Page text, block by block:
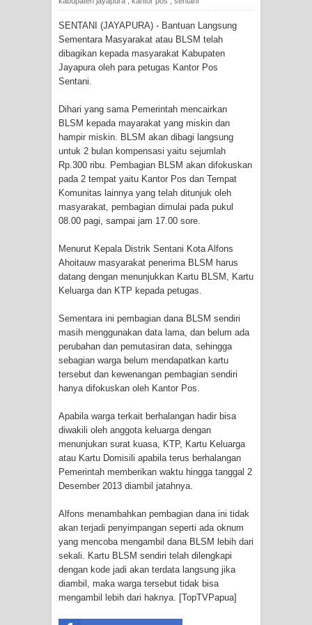
Tiga Personel Polresta Jayapura Kota
Jalani Sidang BP4R di Jayapura
Kapolresta Jayapura Kota
Saat Nonton Bareng Final Piala Dunia
2026 di Lapangan Karang PTC Entrop
Kebakaran Hanguskan Satu Rumah
di Kompleks Asrama Polisi Sorong
Cenderawasih di Ujung Barat Papua
Profil Lengkap Provinsi Papua, Bumi
Cenderawasih di Ujung Timur
Indonesia
Profil Lengkap Aceh, Provinsi
Istimewa di Ujung Sumatera
Lima Rumah Pribadi Terbakar Di
Hamadi Jayapura Selatan
Imbau Waspada Susulan
Mama-Mama Pasar Lama Sentani
Protes Tumpukan Sampah dengan
Menghambur ke Tengah Jalan
SENTANI (JAYAPURA) - Bantuan Langsung
Sementara Masyarakat atau BLSM telah
dibagikan kepada masyarakat Kabupaten
Jayapura oleh para petugas Kantor Pos
Sentani.
Dihari yang sama Pemerintah mencairkan
BLSM kepada mayarakat yang miskin dan
hampir miskin. BLSM akan dibagi langsung
untuk 2 bulan kompensasi yaitu sejumlah
Rp.300 ribu. Pembagian BLSM akan difokuskan
pada 2 tempat yaitu Kantor Pos dan Tempat
Komunitas lainnya yang telah ditunjuk oleh
masyarakat, pembagian dimulai pada pukul
08.00 pagi, sampai jam 17.00 sore.
Menurut Kepala Distrik Sentani Kota Alfons
Ahoitauw masyarakat penerima BLSM harus
datang dengan menunjukkan Kartu BLSM, Kartu
Keluarga dan KTP kepada petugas.
Sementara ini pembagian dana BLSM sendiri
masih menggunakan data lama, dan belum ada
perubahan dan pemutasiran data, sehingga
sebagian warga belum mendapatkan kartu
tersebut dan kewenangan pembagian sendiri
hanya difokuskan oleh Kantor Pos.
Apabila warga terkait berhalangan hadir bisa
diwakili oleh anggota keluarga dengan
menunjukan surat kuasa, KTP, Kartu Keluarga
atau Kartu Domisili apabila terus berhalangan
Pemerintah memberikan waktu hingga tanggal 2
Desember 2013 diambil jatahnya.
Alfons menambahkan pembagian dana ini tidak
akan terjadi penyimpangan seperti ada oknum
yang mencoba mengambil dana BLSM lebih dari
sekali. Kartu BLSM sendiri telah dilengkapi
dengan kode jadi akan terdata langsung jika
diambil, maka warga tersebut tidak bisa
mengambil lebih dari haknya. [TopTVPapua]